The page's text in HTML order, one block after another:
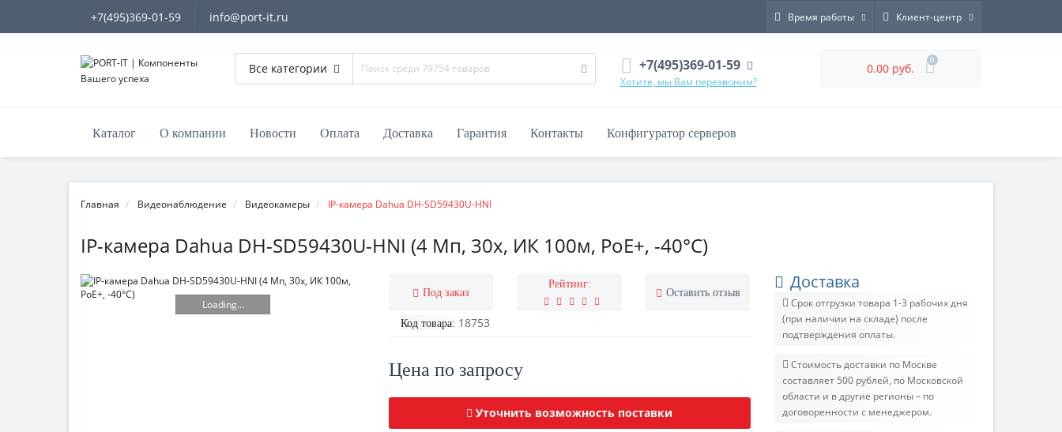
+7(495)369-01-59 info@port-it.ru Время работы Клиент-центр
Все категории +7(495)369-01-59
Хотите, мы Вам перезвоним?
0.00 руб.
0
Каталог О компании Новости Оплата Доставка Гарантия Контакты Конфигуратор серверов
Главная Видеонаблюдение Видеокамеры IP-камера Dahua DH-SD59430U-HNI
IP-камера Dahua DH-SD59430U-HNI (4 Мп, 30x, ИК 100м, PoE+, -40°C)
Loading...
Под заказ
Рейтинг:
Оставить отзыв
Код товара: 18753
Цена по запросу
Уточнить возможность поставки
Доставка
Срок отгрузки товара 1-3 рабочих дня
(при наличии на складе) после
подтверждения оплаты.
Стоимость доставки по Москве
составляет 500 рублей, по Московской
области и в другие регионы – по
договоренности с менеджером.